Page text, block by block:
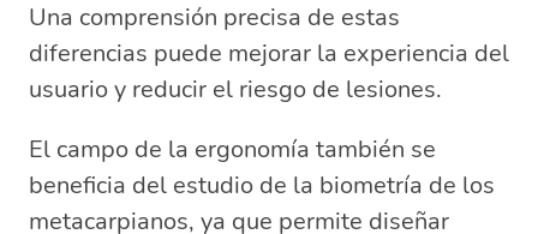
Una comprensión precisa de estas
diferencias puede mejorar la experiencia del
usuario y reducir el riesgo de lesiones.
El campo de la ergonomía también se
beneficia del estudio de la biometría de los
metacarpianos, ya que permite diseñar